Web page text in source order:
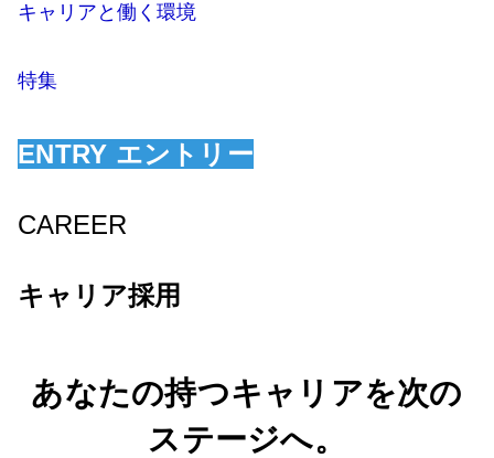
キャリアと働く環境
特集
ENTRY エントリー
CAREER
キャリア採用
あなたの持つキャリアを次の
ステージへ。